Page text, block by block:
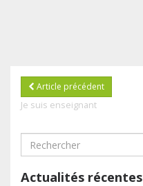
Article précédent
Je suis enseignant
Actualités récentes